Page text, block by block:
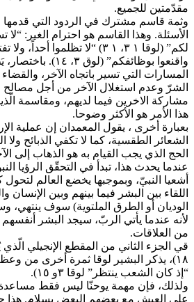
مقدّمتين للجميع.
وثمة قاسم مشترك في الردود التي قدمها
الأسئلة. وهذا القاسم هو احترام الغير: “لا
لكم” (لوقا ١ ٣، ١ ٣) “لا تظلموا
واقنعوا بوظائفكم”
المسارات التي تسير باتجاه الآخر،
الشرّ وعدم استغلال الآخر من أجل
مشاركة الاخرين فيما لديهم، ومقاسمة
هذا الأمر هو الأكثر وضوحا.
بعبارة أخرى ، يقول المعمدان إن عملية
الشعائر الطقسية، كما لا تكفي الذبائح ولا
الحج الذي يجب القيام به هو الذهاب إلى
عندما يحدث هذا، تبدأ في التحقّق الرؤيا
أشعيا النبيّ، وبموجبها يخضع العالم
اللقاء بين البشر فيما بينهم وبين
الوديان أو الطرق الملتوية) سوف ينتهي،
لأنه عندما يأتي الربّ، سيجد البشر
من العلاقات.
١٨)، يذكر البشير لوقا ثمرة أخرى من وعظ
“إذ كان الشعب ينتظر” لوقا ٣و ١٥).
ولذلك، فإن مهمة يوحنّا ليس فقط
على العيش مع بعضهم البعض بسلام. هذا